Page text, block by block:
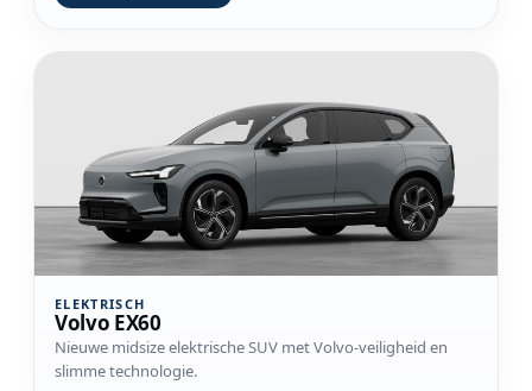
ELEKTRISCH
Volvo EX60
Nieuwe midsize elektrische SUV met Volvo-veiligheid en
slimme technologie.